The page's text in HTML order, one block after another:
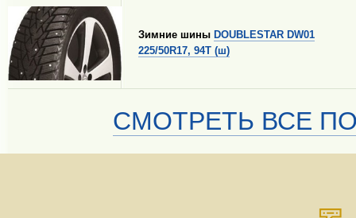
Зимние шины DOUBLESTAR DW01
225/50R17, 94T (ш)
СМОТРЕТЬ ВСЕ